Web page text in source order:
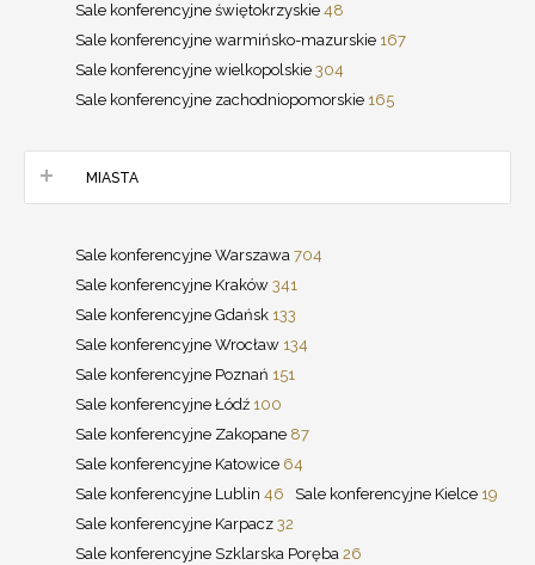
Sale konferencyjne świętokrzyskie 48
Sale konferencyjne warmińsko-mazurskie 167
Sale konferencyjne wielkopolskie 304
Sale konferencyjne zachodniopomorskie 165
MIASTA
Sale konferencyjne Warszawa 704
Sale konferencyjne Kraków 341
Sale konferencyjne Gdańsk 133
Sale konferencyjne Wrocław 134
Sale konferencyjne Poznań 151
Sale konferencyjne Łódź 100
Sale konferencyjne Zakopane 87
Sale konferencyjne Katowice 64
Sale konferencyjne Lublin 46 Sale konferencyjne Kielce 19
Sale konferencyjne Karpacz 32
Sale konferencyjne Szklarska Poręba 26